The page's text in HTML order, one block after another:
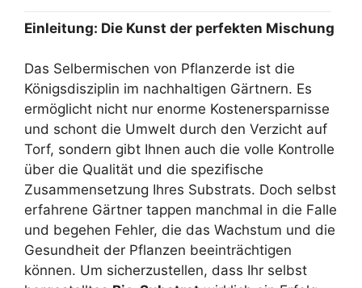
Einleitung: Die Kunst der perfekten Mischung
Das Selbermischen von Pflanzerde ist die
Königsdisziplin im nachhaltigen Gärtnern. Es
ermöglicht nicht nur enorme Kostenersparnisse
und schont die Umwelt durch den Verzicht auf
Torf, sondern gibt Ihnen auch die volle Kontrolle
über die Qualität und die spezifische
Zusammensetzung Ihres Substrats. Doch selbst
erfahrene Gärtner tappen manchmal in die Falle
und begehen Fehler, die das Wachstum und die
Gesundheit der Pflanzen beeinträchtigen
können. Um sicherzustellen, dass Ihr selbst